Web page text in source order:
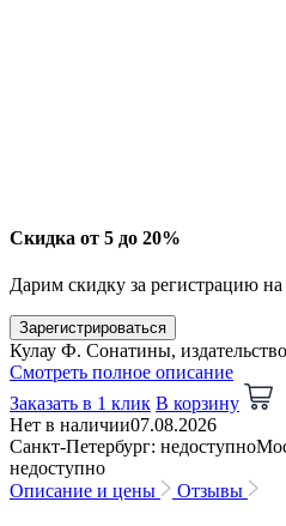
Скидка от 5 до 20%
Дарим скидку за регистрацию на
Зарегистрироваться
Кулау Ф. Сонатины,
Смотреть полное описание
Заказать в 1 клик В корзину
Нет в наличии07.08.2026
Санкт-Петербург: недоступно
недоступно
Описание и цены
Отзывы